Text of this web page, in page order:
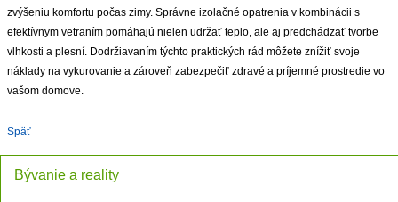
zvýšeniu komfortu počas zimy. Správne izolačné opatrenia v kombinácii s
efektívnym vetraním pomáhajú nielen udržať teplo, ale aj predchádzať tvorbe
vlhkosti a plesní. Dodržiavaním týchto praktických rád môžete znížiť svoje
náklady na vykurovanie a zároveň zabezpečiť zdravé a príjemné prostredie vo
vašom domove.
Späť
Bývanie a reality